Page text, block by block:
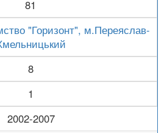
81
"Горизонт", м.Переяслав-
8
1
2002-2007